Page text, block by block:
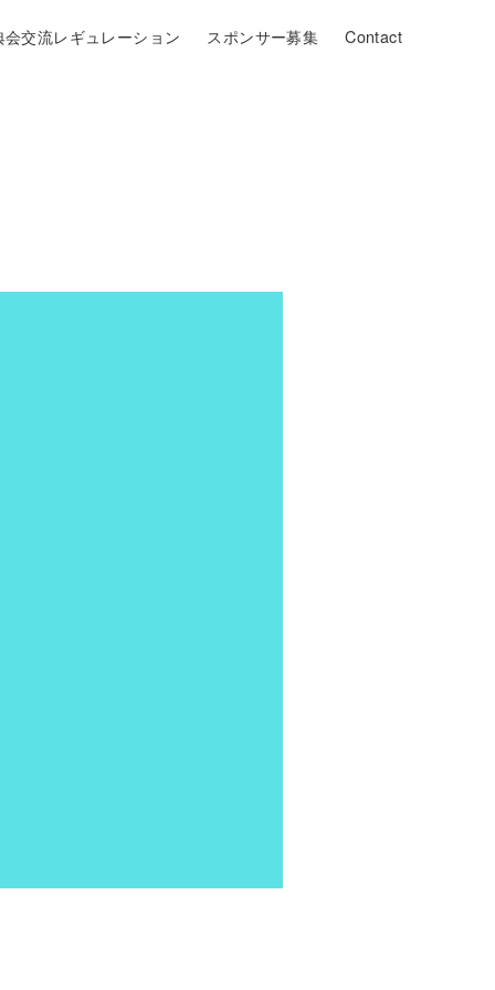
会交流レギュレーション スポンサー募集 Contact